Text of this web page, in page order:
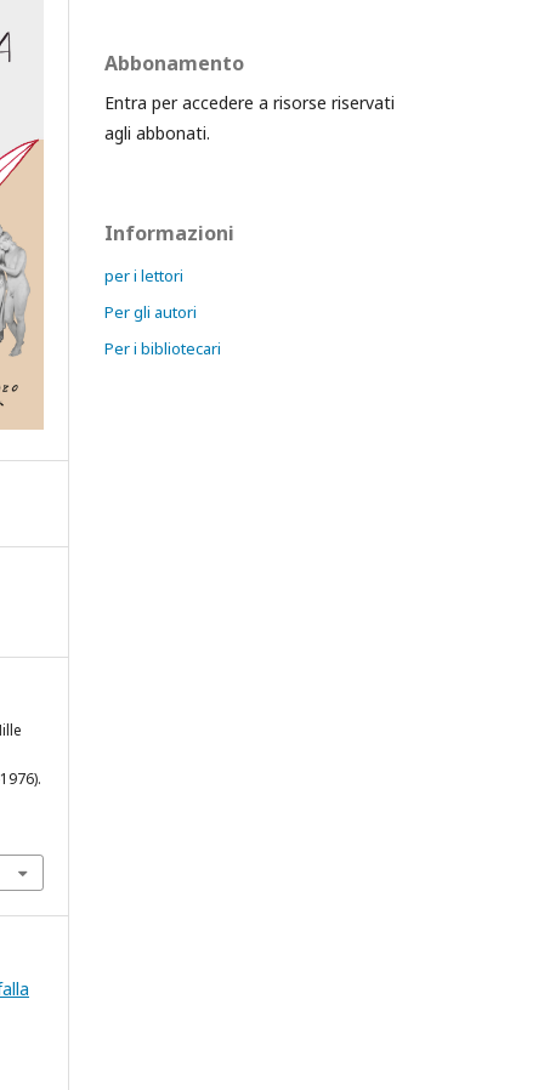
Abbonamento
Entra per accedere a risorse riservati
agli abbonati.
Informazioni
per i lettori
Per gli autori
Per i bibliotecari